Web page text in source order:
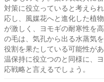
対策に役立っていると考えら
応し、風媒花へと進化した植
が激しく、ヨモギの耐寒性を
の毛は、気孔から出る水蒸気
役割を果たしている可能性が
温保持に役立つのと同様に、
応戦略と言えるでしょう。